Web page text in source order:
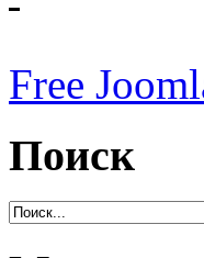
Free
Поиск